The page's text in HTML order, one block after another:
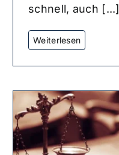
schnell, auch [...]